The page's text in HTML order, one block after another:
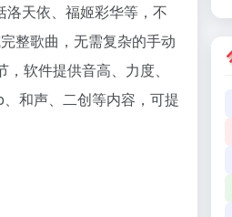
天依、福姬彩华等，不
整歌曲，无需复杂的手动
软件提供音高、力度、
和声、二创等内容，可提